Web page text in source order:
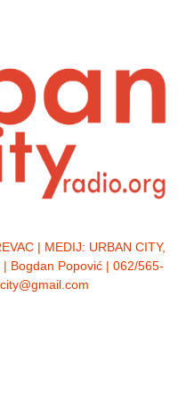
| MEDIJ: URBAN CITY,
Bogdan Popović | 062/565-